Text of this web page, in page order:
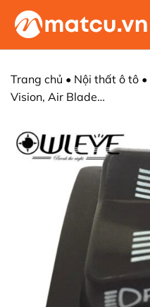
Chuyển
đến
Trang chủ • Nội thất ô tô •
Vision, Air Blade…